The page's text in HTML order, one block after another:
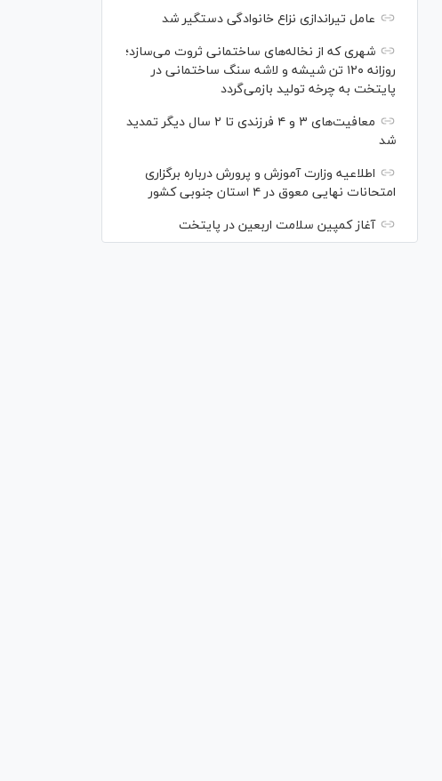
عامل تیراندازی نزاع خانوادگی دستگیر شد
شهری که از نخاله‌های ساختمانی ثروت می‌سازد؛
روزانه ۱۲۰ تن شیشه و لاشه سنگ ساختمانی در
پایتخت به چرخه تولید بازمی‌گردد
معافیت‌های ۳ و ۴ فرزندی تا ۲ سال دیگر تمدید
شد
اطلاعیه وزارت آموزش و پرورش درباره برگزاری
امتحانات نهایی معوق در ۴ استان جنوبی کشور
آغاز کمپین سلامت اربعین در پایتخت